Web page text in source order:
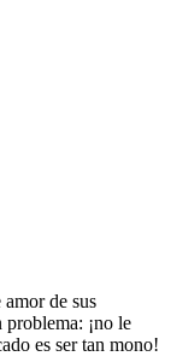
de sus
problema: ¡no le
es ser tan mono!